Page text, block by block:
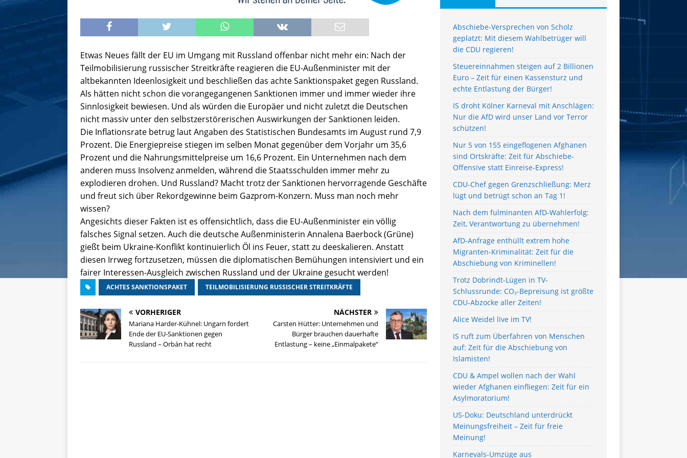
Etwas Neues fällt der EU im Umgang mit Russland offenbar nicht mehr ein: Nach der
Teilmobilisierung russischer Streitkräfte reagieren die EU-Außenminister mit der
altbekannten Ideenlosigkeit und beschließen das achte Sanktionspaket gegen Russland.
Als hätten nicht schon die vorangegangenen Sanktionen immer und immer wieder ihre
Sinnlosigkeit bewiesen. Und als würden die Europäer und nicht zuletzt die Deutschen
nicht massiv unter den selbstzerstörerischen Auswirkungen der Sanktionen leiden.
Die Inflationsrate betrug laut Angaben des Statistischen Bundesamts im August rund 7,9
Prozent. Die Energiepreise stiegen im selben Monat gegenüber dem Vorjahr um 35,6
Prozent und die Nahrungsmittelpreise um 16,6 Prozent. Ein Unternehmen nach dem
anderen muss Insolvenz anmelden, während die Staatsschulden immer mehr zu
explodieren drohen. Und Russland? Macht trotz der Sanktionen hervorragende Geschäfte
und freut sich über Rekordgewinne beim Gazprom-Konzern. Muss man noch mehr
wissen?
Angesichts dieser Fakten ist es offensichtlich, dass die EU-Außenminister ein völlig
falsches Signal setzen. Auch die deutsche Außenministerin Annalena Baerbock (Grüne)
gießt beim Ukraine-Konflikt kontinuierlich Öl ins Feuer, statt zu deeskalieren. Anstatt
diesen Irrweg fortzusetzen, müssen die diplomatischen Bemühungen intensiviert und ein
fairer Interessen-Ausgleich zwischen Russland und der Ukraine gesucht werden!
ACHTES SANKTIONSPAKET TEILMOBILISIERUNG RUSSISCHER STREITKRÄFTE
VORHERIGER
Mariana Harder-Kühnel: Ungarn fordert
Ende der EU-Sanktionen gegen
Russland – Orbán hat recht
NÄCHSTER
Carsten Hütter: Unternehmen und
Bürger brauchen dauerhafte
Entlastung – keine „Einmalpakete“
Abschiebe-Versprechen von Scholz
geplatzt: Mit diesem Wahlbetrüger will
die CDU regieren!
Steuereinnahmen steigen auf 2 Billionen
Euro – Zeit für einen Kassensturz und
echte Entlastung der Bürger!
IS droht Kölner Karneval mit Anschlägen:
Nur die AfD wird unser Land vor Terror
schützen!
Nur 5 von 155 eingeflogenen Afghanen
sind Ortskräfte: Zeit für Abschiebe-
Offensive statt Einreise-Express!
CDU-Chef gegen Grenzschließung: Merz
lügt und betrügt schon an Tag 1!
Nach dem fulminanten AfD-Wahlerfolg:
Zeit, Verantwortung zu übernehmen!
AfD-Anfrage enthüllt extrem hohe
Migranten-Kriminalität: Zeit für die
Abschiebung von Kriminellen!
Trotz Dobrindt-Lügen in TV-
Schlussrunde: CO₂-Bepreisung ist größte
CDU-Abzocke aller Zeiten!
Alice Weidel live im TV!
IS ruft zum Überfahren von Menschen
auf: Zeit für die Abschiebung von
Islamisten!
CDU & Ampel wollen nach der Wahl
wieder Afghanen einfliegen: Zeit für ein
Asylmoratorium!
US-Doku: Deutschland unterdrückt
Meinungsfreiheit – Zeit für freie
Meinung!
Karnevals-Umzüge aus